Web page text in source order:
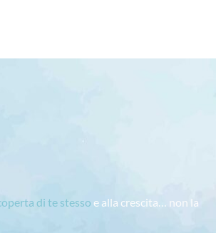
di te stesso e alla crescita… non la